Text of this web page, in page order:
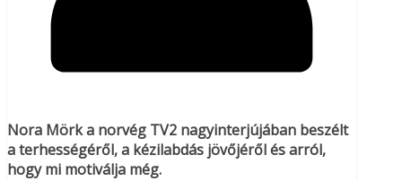
Nora Mörk a norvég TV2 nagyinterjújában beszélt
a terhességéről, a kézilabdás jövőjéről és arról,
hogy mi motiválja még.